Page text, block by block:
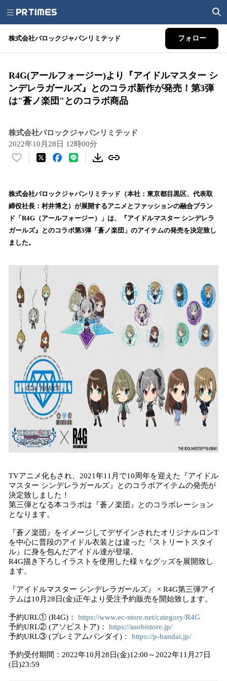
株式会社バロックジャパンリミテッド フォロー
R4G(アールフォージー)より『アイドルマスター シ
ンデレラガールズ』とのコラボ新作が発売！第3弾
は"蒼ノ楽団"とのコラボ商品
株式会社バロックジャパンリミテッド
2022年10月28日 12時00分
い
！
数
を
読
込
中
で
す
株式会社バロックジャパンリミテッド（本社：東京都目黒区、代表取
締役社長：村井博之）が展開するアニメとファッションの融合ブラン
ド「R4G（アールフォージー）」は、『アイドルマスター シンデレラ
ガールズ』とのコラボ第3弾「蒼ノ楽団」のアイテムの発売を決定致し
ました。
TVアニメ化もされ、2021年11月で10周年を迎えた『アイドル
マスター シンデレラガールズ』とのコラボアイテムの発売が
決定致しました！
第三弾となる本コラボは『蒼ノ楽団』とのコラボレーション
となります。
『蒼ノ楽団』をイメージしてデザインされたオリジナルロンT
を中心に普段のアイドル衣装とは違った『ストリートスタイ
ル』に身を包んだアイドル達が登場。
R4G描き下ろしイラストを使用した様々なグッズを展開致し
ます。
『アイドルマスター シンデレラガールズ』 × R4G第三弾アイ
テムは10月28日(金)正午より受注予約販売を開始致します。
予約URL① (R4G)： https://www.ec-store.net/category/R4G
予約URL② (アソビストア)： https://asobistore.jp/
予約URL③ (プレミアムバンダイ)： https://p-bandai.jp/
予約受付期間：2022年10月28日(金)12:00～2022年11月27日
(日)23:59